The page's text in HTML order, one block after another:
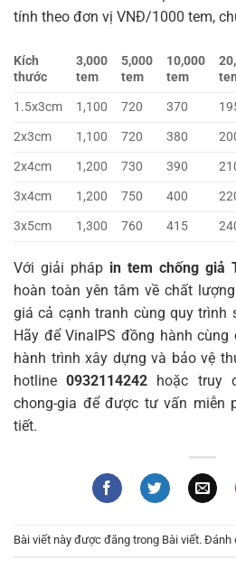
tính theo đơn vị VNĐ/1000 tem,
Kích
thước
3,000
tem
5,000
tem
10,000
tem
1.5x3cm
1,100 720 370
2x3cm
1,100 720 380
2x4cm
1,200 730 390
3x4cm
1,200 750 400
3x5cm
1,300 760 415
Với giải pháp in tem chống giả
hoàn toàn yên tâm về chất
giá cả cạnh tranh cùng quy trình
Hãy để VinaIPS đồng hành
hành trình xây dựng và bảo vệ
hotline0932114242 hoặc truy
chong-gia để được tư vấn miễn
tiết.
Bài viết này được đăng trong Bài viết. Đánh